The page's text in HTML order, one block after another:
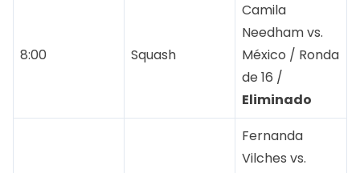
8:00 Squash
Camila
Needham vs.
México / Ronda
de 16 /
Eliminado
Fernanda
Vilches vs.